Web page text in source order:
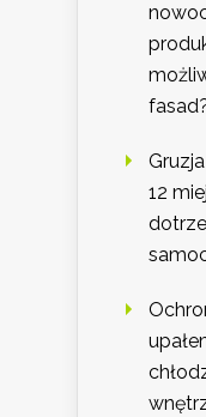
12